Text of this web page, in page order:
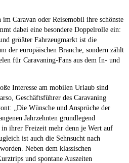
Caravan oder Reisemobil ihre schönste
dabei eine besondere Doppelrolle ein:
größter Fahrzeugmarkt ist die
der europäischen Branche, sondern zählt
für Caravaning-Fans aus dem In- und
Interesse am mobilen Urlaub sind
Geschäftsführer des Caravaning
„Die Wünsche und Ansprüche der
Jahrzehnten grundlegend
in ihrer Freizeit mehr denn je Wert auf
ist auch die Sehnsucht nach
Neben dem klassischen
und spontane Auszeiten